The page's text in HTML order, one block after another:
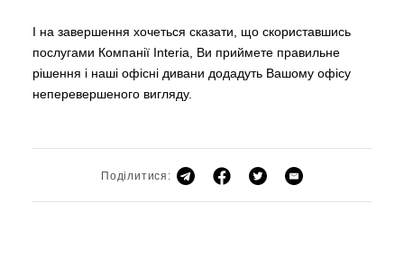
І на завершення хочеться сказати, що скориставшись
послугами Компанії Interia, Ви приймете правильне
рішення і наші офісні дивани додадуть Вашому офісу
неперевершеного вигляду.
Поділитися: